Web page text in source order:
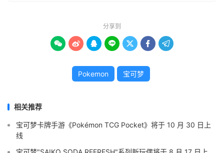
分享到
      
Pokemon 宝可梦
相关推荐
宝可梦卡牌手游《Pokémon TCG Pocket》将于 10 月 30 日上
线